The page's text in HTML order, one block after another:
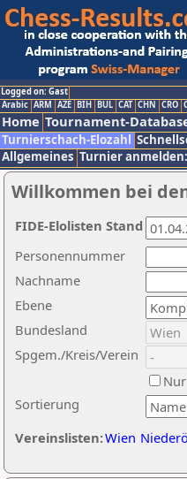
Logged on: Gast
Arabic ARM AZE BIH BUL CAT CHN CRO
Home Tournament-
Turnierschach-Elozahl
Allgemeines Turnier
Willkommen bei
Nachname
Ebene
Sortierung
Personennummer
Bundesland
Spgem./Kreis/Verein
Vereinslisten:Wien
FIDE-Elolisten Stand